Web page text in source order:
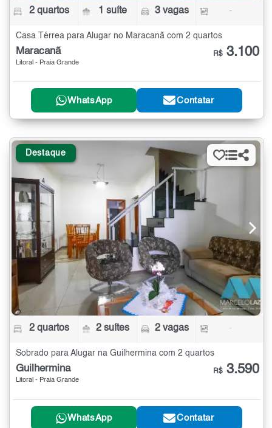
2 quartos 1 suíte 3 vagas -
Casa Térrea para Alugar no Maracanã com 2 quartos
Maracanã
Litoral - Praia Grande
R$ 3.100
WhatsApp Contatar
Destaque
2 quartos 2 suítes 2 vagas -
Sobrado para Alugar na Guilhermina com 2 quartos
Guilhermina
Litoral - Praia Grande
R$ 3.590
WhatsApp Contatar